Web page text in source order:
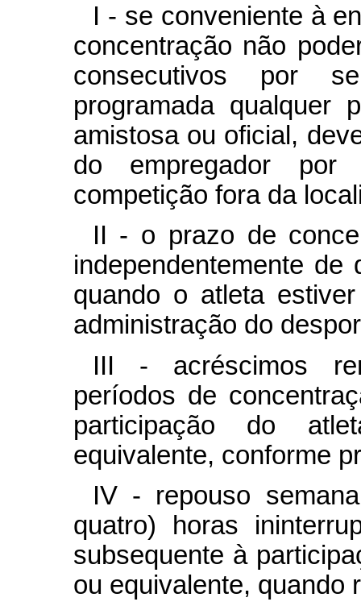
I - se conveniente à
concentração não
consecutivos por
programada qualquer
amistosa ou oficial,
do empregador
competição fora da
II - o prazo de
independentemente de
quando o atleta
administração do
III - acréscimos
períodos de
participação do
equivalente, conforme
IV - repouso
quatro) horas
subsequente à
ou equivalente, quando